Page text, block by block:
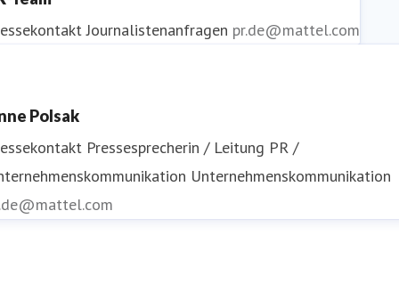
Journalistenanfragen pr.de@mattel.com
Polsak
Pressesprecherin / Leitung PR /
Unternehmenskommunikation